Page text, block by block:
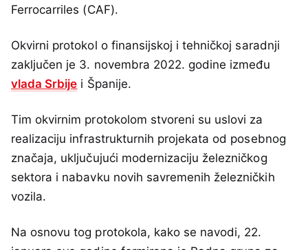
Ferrocarriles (CAF).
Okvirni protokol o finansijskoj i tehničkoj saradnji
zaključen je 3. novembra 2022. godine između
vlada Srbije i Španije.
Tim okvirnim protokolom stvoreni su uslovi za
realizaciju infrastrukturnih projekata od posebnog
značaja, uključujući modernizaciju železničkog
sektora i nabavku novih savremenih železničkih
vozila.
Na osnovu tog protokola, kako se navodi, 22.